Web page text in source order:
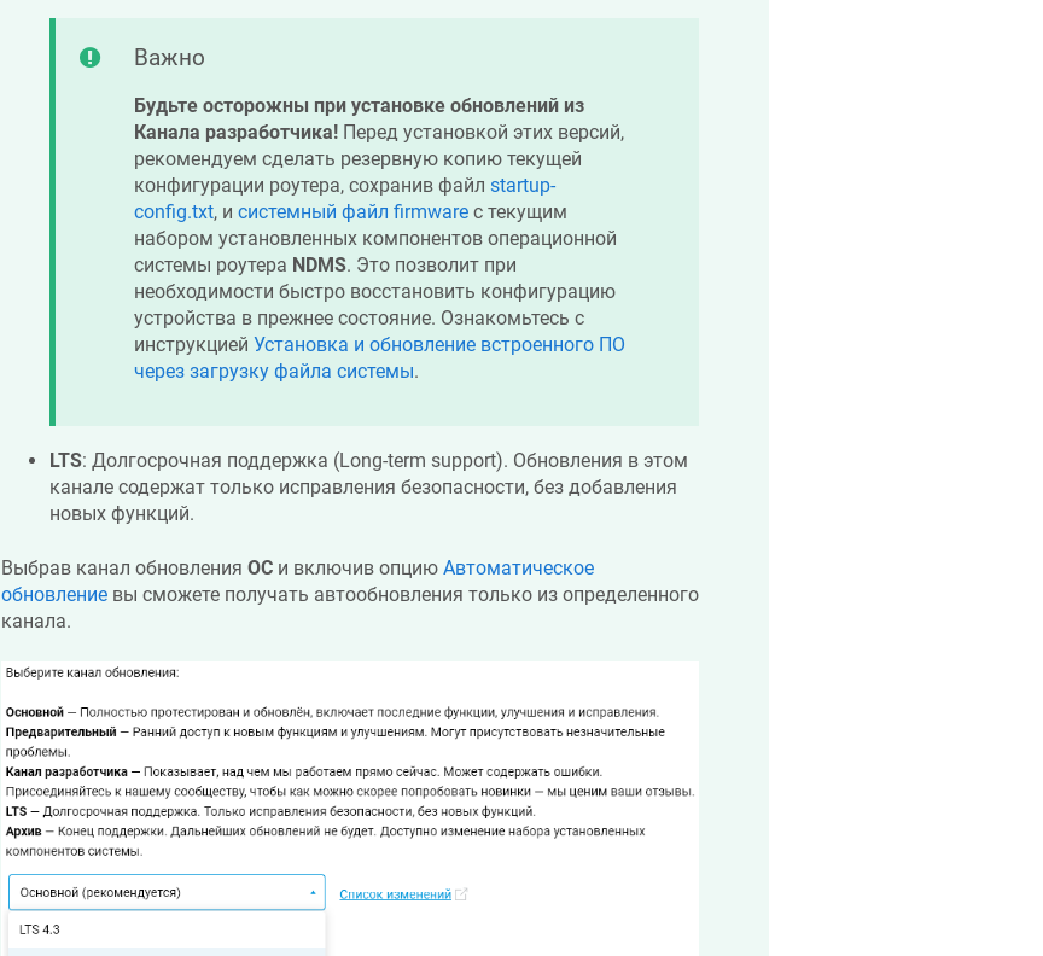
Важно
Будьте осторожны при установке обновлений из
Канала разработчика!Перед установкой этих версий,
рекомендуем сделать резервную копию текущей
конфигурации роутера, сохранив файл startup-
config.txt, и системный файл firmwareс текущим
набором установленных компонентов операционной
системы роутера NDMS. Это позволит при
необходимости быстро восстановить конфигурацию
устройства в прежнее состояние. Ознакомьтесь с
инструкцией Установка и обновление встроенного ПО
через загрузку файла системы.
LTS: Долгосрочная поддержка (Long-term support). Обновления в этом
канале содержат только исправления безопасности, без добавления
новых функций.
Выбрав канал обновления ОСи включив опцию Автоматическое
обновлениевы сможете получать автообновления только из определенного
канала.